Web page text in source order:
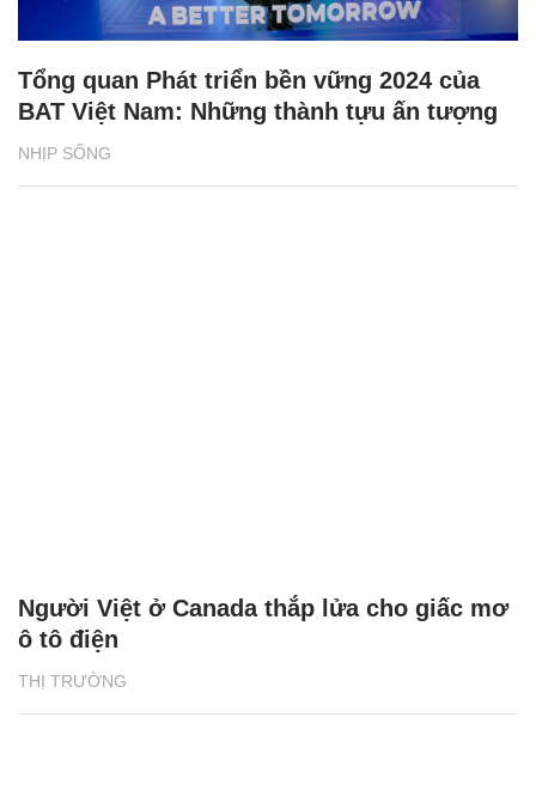
NHỊP SỐNG
Tổng quan Phát triển bền vững 2024 của
BAT Việt Nam: Những thành tựu ấn tượng
THỊ TRƯỜNG
Người Việt ở Canada thắp lửa cho giấc mơ
ô tô điện